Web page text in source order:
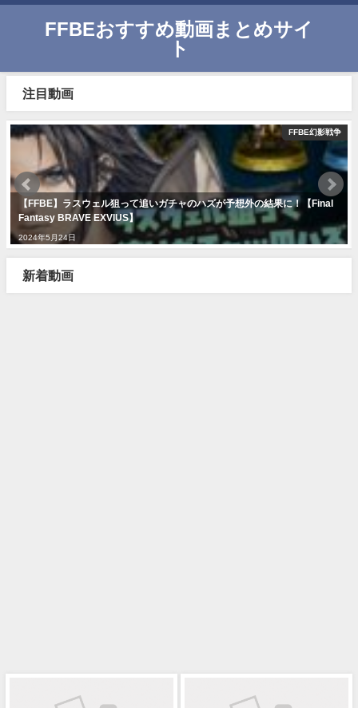
FFBEおすすめ動画まとめサイ
ト
注目動画
FFBE幻影戦争
【FFBE】ラスウェル狙って追いガチャのハズが予想外の結果に！【Final
Fantasy BRAVE EXVIUS】
2024年5月24日
新着動画